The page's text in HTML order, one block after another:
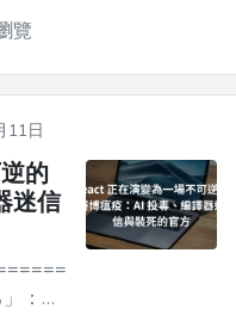
覽
11日
的
迷信
：脫